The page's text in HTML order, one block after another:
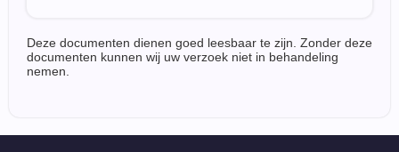
Deze documenten dienen goed leesbaar te zijn. Zonder deze
documenten kunnen wij uw verzoek niet in behandeling
nemen.